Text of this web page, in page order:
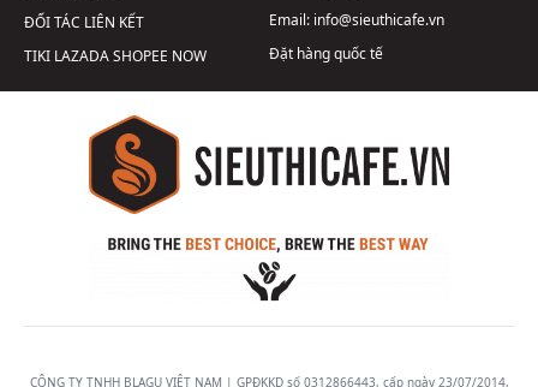
ĐỐI TÁC LIÊN KẾT
TIKI LAZADASHOPEE NOW
Email: info@sieuthicafe.vn
Đặt hàng quốc tế
CÔNG TY TNHH BLAGU VIỆT NAM | GPĐKKD số 0312866443, cấp ngày 23/07/2014,